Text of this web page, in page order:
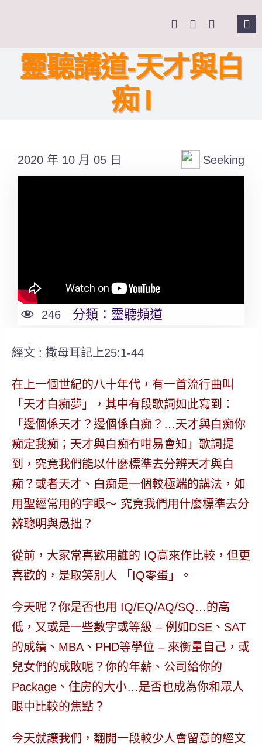
主頁
靈聽講道-天才與白
痴 I
2020 年 10 月 05 日 Seeking
246 分類： 靈聽頻道
經文 : 撒母耳記上25:1-44
在上一個世紀的八十年代，有一首流行曲叫
「天才白痴夢」，其中有段歌詞如此寫到：
「邊個係天才？邊個係白痴？…天才與白痴你
痴定我痴；天才與白痴冇咁易會知」歌詞提
到，究竟我們能以什麼標準去分辨天才與白
痴？或者天才、白痴是一個較極端的講法，如
用聖經常用的字眼～ 究竟我們用什麼標準去分
辨聰明與愚拙？
從前，大家常喜歡用誰的 IQ高來作比較，但更
喜歡的，是取笑別人 「IQ零蛋」。
今天呢？你是否也用 IQ/EQ/AQ/SQ…的高
低，又或是一些數字或等級 – 例如DSE、SAT
的成績、MBA、PHD等學位 – 來衡量自己，或
兒女們的成敗呢？你的年薪、公司給你的
Package、住房的大小…是否也成為你和眾人
眼中比較的焦點？
今天就讓我們，翻開一段較少人會留意的經文